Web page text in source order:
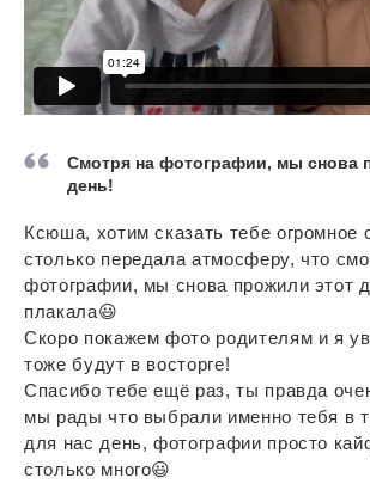
Смотря на фотографии, мы снова
день!
Ксюша, хотим сказать тебе огромное
столько передала атмосферу, что
фотографии, мы снова прожили этот
плакала😃
Скоро покажем фото родителям и я
тоже будут в восторге!
Спасибо тебе ещё раз, ты правда
мы рады что выбрали именно тебя в
для нас день, фотографии просто
столько много😃